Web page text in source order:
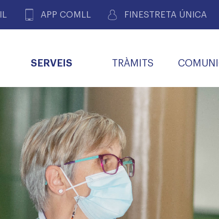
APP COMLL FINESTRETA ÚNICA
SERVEIS TRÀMITS
DE GOVERN COMISSIÓ DEONTOLÒGICA
INFORMÀTICA I NOVES
TECNOLOGIES
BORSA DE FEINA
FORMACIÓ
FAMÍLIES I LA LLAR
ALERTES
FARMACÈUTIQUES
BUTLLETÍ MÈDIC
R
CARNET METGE
COL·LEGIAT
TALONARIS
Assistència